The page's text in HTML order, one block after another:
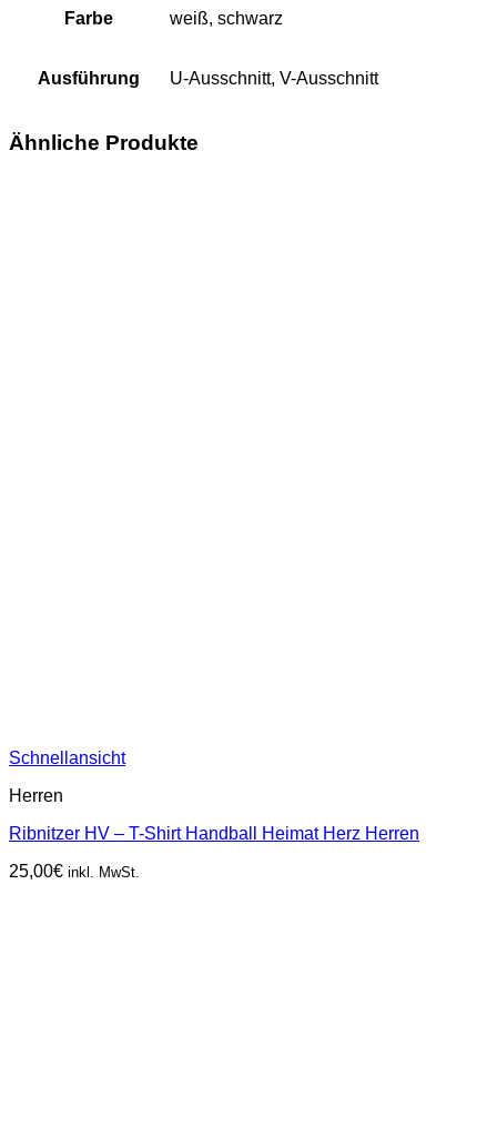
Farbe weiß, schwarz
Ausführung U-Ausschnitt, V-Ausschnitt
Ähnliche Produkte
Schnellansicht
Herren
Ribnitzer HV – T-Shirt Handball Heimat Herz Herren
25,00€ inkl. MwSt.